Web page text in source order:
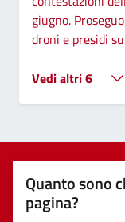
giugno.
droni e presidi
Vedi altri 6
Quanto sono
pagina?